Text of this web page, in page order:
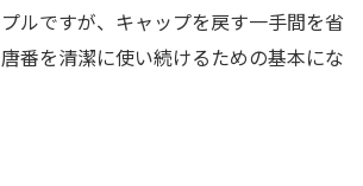
ルですが、キャップを戻す一手間を省
番を清潔に使い続けるための基本にな